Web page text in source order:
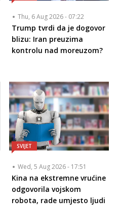
Thu, 6 Aug 2026 - 07:22
Trump tvrdi da je dogovor
blizu: Iran preuzima
kontrolu nad moreuzom?
SVIJET
Wed, 5 Aug 2026 - 17:51
Kina na ekstremne vrućine
odgovorila vojskom
robota, rade umjesto ljudi